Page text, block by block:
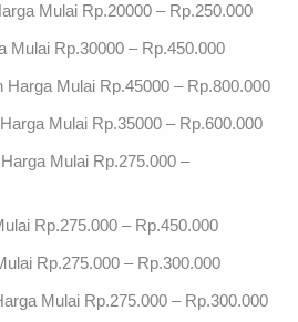
Mulai Rp.20000 – Rp.250.000
Mulai Rp.30000 – Rp.450.000
Harga Mulai Rp.45000 – Rp.800.000
Mulai Rp.35000 – Rp.600.000
Mulai Rp.275.000 –
Rp.275.000 – Rp.450.000
Rp.275.000 – Rp.300.000
Mulai Rp.275.000 – Rp.300.000